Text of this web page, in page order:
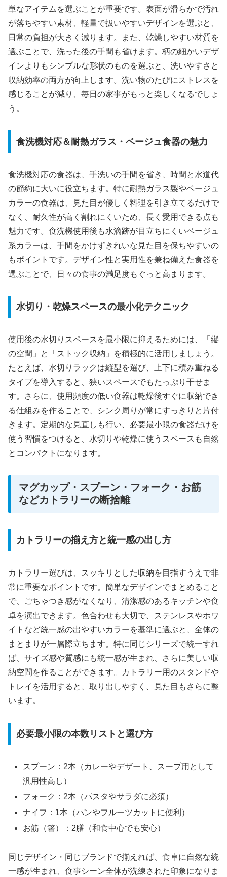
単なアイテムを選ぶことが重要です。表面が滑らかで汚れ
が落ちやすい素材、軽量で扱いやすいデザインを選ぶと、
日常の負担が大きく減ります。また、乾燥しやすい材質を
選ぶことで、洗った後の手間も省けます。柄の細かいデザ
インよりもシンプルな形状のものを選ぶと、洗いやすさと
収納効率の両方が向上します。洗い物のたびにストレスを
感じることが減り、毎日の家事がもっと楽しくなるでしょ
う。
食洗機対応＆耐熱ガラス・ベージュ食器の魅力
食洗機対応の食器は、手洗いの手間を省き、時間と水道代
の節約に大いに役立ちます。特に耐熱ガラス製やベージュ
カラーの食器は、見た目が優しく料理を引き立てるだけで
なく、耐久性が高く割れにくいため、長く愛用できる点も
魅力です。食洗機使用後も水滴跡が目立ちにくいベージュ
系カラーは、手間をかけずきれいな見た目を保ちやすいの
もポイントです。デザイン性と実用性を兼ね備えた食器を
選ぶことで、日々の食事の満足度もぐっと高まります。
水切り・乾燥スペースの最小化テクニック
使用後の水切りスペースを最小限に抑えるためには、「縦
の空間」と「ストック収納」を積極的に活用しましょう。
たとえば、水切りラックは縦型を選び、上下に積み重ねる
タイプを導入すると、狭いスペースでもたっぷり干せま
す。さらに、使用頻度の低い食器は乾燥後すぐに収納でき
る仕組みを作ることで、シンク周りが常にすっきりと片付
きます。定期的な見直しも行い、必要最小限の食器だけを
使う習慣をつけると、水切りや乾燥に使うスペースも自然
とコンパクトになります。
マグカップ・スプーン・フォーク・お筋
などカトラリーの断捨離
カトラリーの揃え方と統一感の出し方
カトラリー選びは、スッキリとした収納を目指すうえで非
常に重要なポイントです。簡単なデザインでまとめること
で、ごちゃつき感がなくなり、清潔感のあるキッチンや食
卓を演出できます。色合わせも大切で、ステンレスやホワ
イトなど統一感の出やすいカラーを基準に選ぶと、全体の
まとまりが一層際立ちます。特に同じシリーズで統一すれ
ば、サイズ感や質感にも統一感が生まれ、さらに美しい収
納空間を作ることができます。カトラリー用のスタンドや
トレイを活用すると、取り出しやすく、見た目もさらに整
います。
必要最小限の本数リストと選び方
スプーン：2本（カレーやデザート、スープ用として
汎用性高し）
フォーク：2本（パスタやサラダに必須）
ナイフ：1本（パンやフルーツカットに便利）
お筋（箸）：2膳（和食中心でも安心）
同じデザイン・同じブランドで揃えれば、食卓に自然な統
一感が生まれ、食事シーン全体が洗練された印象になりま